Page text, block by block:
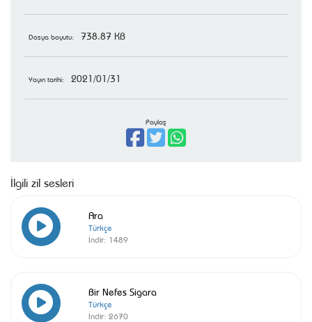
Dosya boyutu: 738.87 KB
Yayın tarihi: 2021/01/31
Paylaş
İlgili zil sesleri
Ara
Türkçe
İndir: 1489
Bir Nefes Sigara
Türkçe
İndir: 2670